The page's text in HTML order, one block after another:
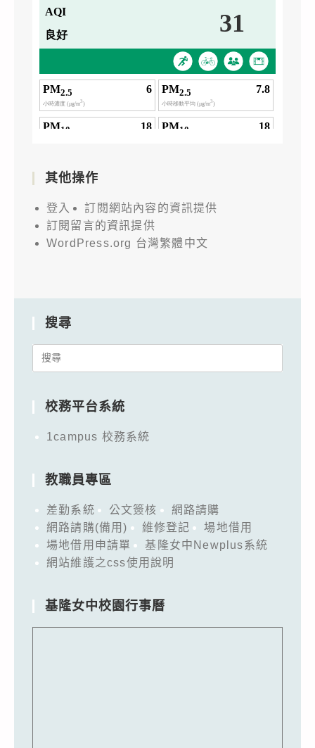
其他操作
登入
訂閱網站內容的資訊提供
訂閱留言的資訊提供
WordPress.org 台灣繁體中文
搜尋
Search
校務平台系統
1campus 校務系統
教職員專區
差勤系統 公文簽核
網路請購
網路請購(備用)
維修登記
場地借用
場地借用申請單
基隆女中Newplus系統
網站維護之css使用說明
基隆女中校園行事曆